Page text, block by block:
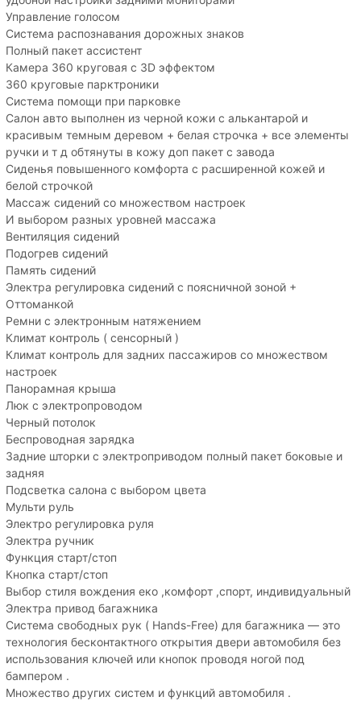
Управление голосом
Система распознавания дорожных знаков
Полный пакет ассистент
Камера 360 круговая с 3D эффектом
360 круговые парктроники
Система помощи при парковке
Салон авто выполнен из черной кожи с алькантарой и
красивым темным деревом + белая строчка + все элементы
ручки и т д обтянуты в кожу доп пакет с завода
Сиденья повышенного комфорта с расширенной кожей и
белой строчкой
Массаж сидений со множеством настроек
И выбором разных уровней массажа
Вентиляция сидений
Подогрев сидений
Память сидений
Электра регулировка сидений с поясничной зоной +
Оттоманкой
Ремни с электронным натяжением
Климат контроль ( сенсорный )
Климат контроль для задних пассажиров со множеством
настроек
Панорамная крыша
Люк с электропроводом
Черный потолок
Беспроводная зарядка
Задние шторки с электроприводом полный пакет боковые и
задняя
Подсветка салона с выбором цвета
Мульти руль
Электро регулировка руля
Электра ручник
Функция старт/стоп
Кнопка старт/стоп
Выбор стиля вождения еко ,комфорт ,спорт, индивидуальный
Электра привод багажника
Система свободных рук ( Hands-Free) для багажника — это
технология бесконтактного открытия двери автомобиля без
использования ключей или кнопок проводя ногой под
бампером .
Множество других систем и функций автомобиля .